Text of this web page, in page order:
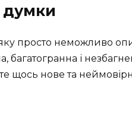
думки
яку просто неможливо
багатогранна і
щось нове та